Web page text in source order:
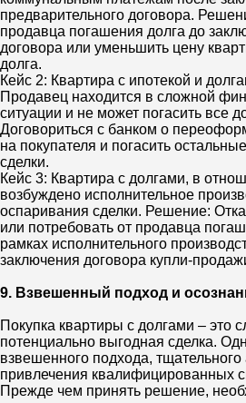
предварительного договора.
продавца погашения долга до
договора или уменьшить цену
долга.
Кейс 2: Квартира с ипотекой и
Продавец находится в сложной
ситуации и не может погасить все
Договориться с банком о
на покупателя и погасить
сделки.
Кейс 3: Квартира с долгами, в
возбуждено исполнительное
оспаривания сделки. Решение:
или потребовать от продавца
рамках исполнительного
заключения договора купли-
9. Взвешенный подход и
Покупка квартиры с долгами – это
потенциально выгодная сделка.
взвешенного подхода, тщательного
привлечения квалифицированных
Прежде чем принять решение,